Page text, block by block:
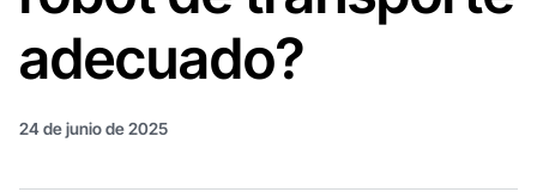
adecuado?
24 de junio de 2025